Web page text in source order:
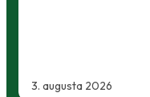
2. augusta 2026